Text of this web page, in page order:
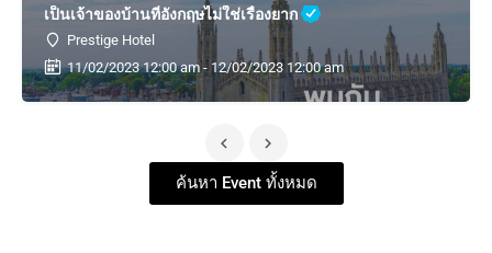
เป็นเจ้าของบ้านที่อังกฤษไม่ใช่เรื่องยาก
Prestige Hotel
11/02/2023 12:00 am - 12/02/2023 12:00 am
ค้นหา Event ทั้งหมด